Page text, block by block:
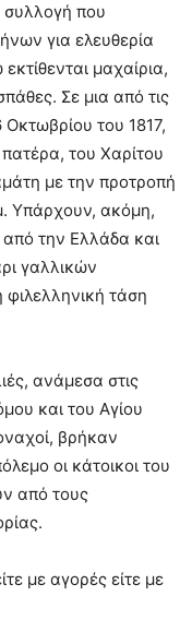
συλλογή που
για ελευθερία
μαχαίρια,
Σε μια από τις
του 1817,
του Χαρίτου
με την προτροπή
Υπάρχουν, ακόμη,
την Ελλάδα και
γαλλικών
τάση
ανάμεσα στις
και του Αγίου
βρήκαν
οι κάτοικοι του
από τους
με αγορές είτε με